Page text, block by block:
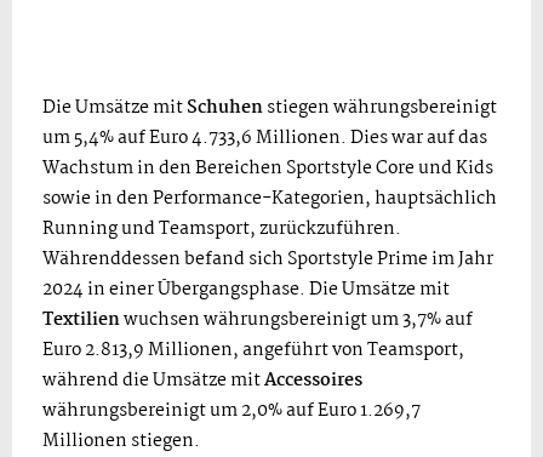
Die Umsätze mitSchuhenstiegenwährungsbereinigt
um 5,4% auf Euro 4.733,6 Millionen. Dies war auf das
Wachstum in den Bereichen Sportstyle Core und Kids
sowie in den Performance-Kategorien, hauptsächlich
Running und Teamsport, zurückzuführen.
Währenddessen befand sich Sportstyle Prime im Jahr
2024 in einer Übergangsphase. Die Umsätze mit
Textilienwuchsenwährungsbereinigt um 3,7% auf
Euro 2.813,9 Millionen, angeführt von Teamsport,
während die Umsätze mitAccessoires
währungsbereinigt um 2,0% auf Euro 1.269,7
Millionen stiegen.